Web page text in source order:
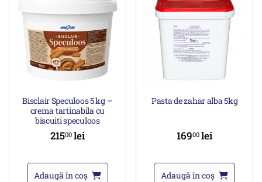
Bisclair Speculoos 5 kg –
crema tartinabila cu
biscuiti speculoos
21500 lei
Adaugă în coș
Pasta de zahar alba 5kg
16900lei
Adaugă în coș